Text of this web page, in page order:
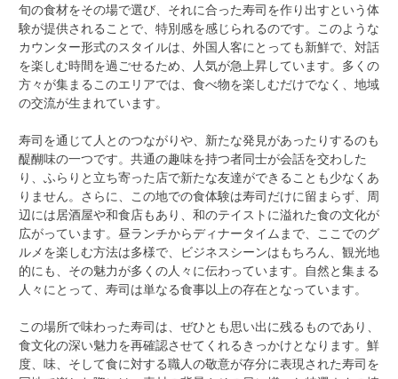
旬の食材をその場で選び、それに合った寿司を作り出すという体
験が提供されることで、特別感を感じられるのです。このような
カウンター形式のスタイルは、外国人客にとっても新鮮で、対話
を楽しむ時間を過ごせるため、人気が急上昇しています。多くの
方々が集まるこのエリアでは、食べ物を楽しむだけでなく、地域
の交流が生まれています。
寿司を通じて人とのつながりや、新たな発見があったりするのも
醍醐味の一つです。共通の趣味を持つ者同士が会話を交わした
り、ふらりと立ち寄った店で新たな友達ができることも少なくあ
りません。さらに、この地での食体験は寿司だけに留まらず、周
辺には居酒屋や和食店もあり、和のテイストに溢れた食の文化が
広がっています。昼ランチからディナータイムまで、ここでのグ
ルメを楽しむ方法は多様で、ビジネスシーンはもちろん、観光地
的にも、その魅力が多くの人々に伝わっています。自然と集まる
人々にとって、寿司は単なる食事以上の存在となっています。
この場所で味わった寿司は、ぜひとも思い出に残るものであり、
食文化の深い魅力を再確認させてくれるきっかけとなります。鮮
度、味、そして食に対する職人の敬意が存分に表現された寿司を